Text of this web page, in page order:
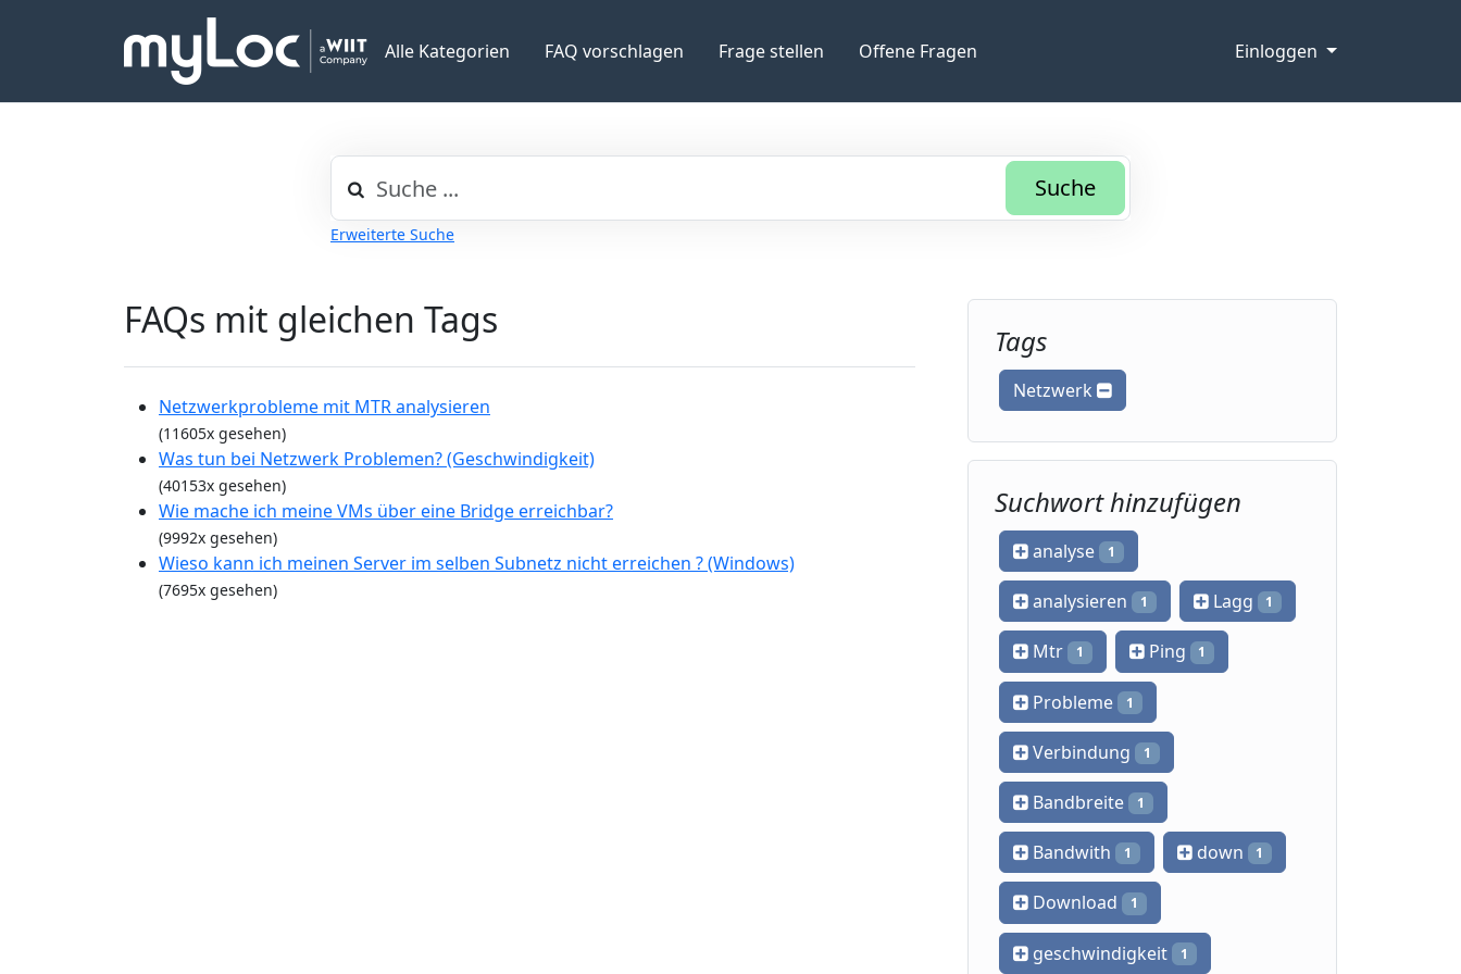
Alle Kategorien FAQ vorschlagen Frage stellen Offene Fragen Einloggen
Suche
Erweiterte Suche
FAQs mit gleichen Tags
Netzwerkprobleme mit MTR analysieren
(11605x gesehen)
Was tun bei Netzwerk Problemen? (Geschwindigkeit)
(40153x gesehen)
Wie mache ich meine VMs über eine Bridge erreichbar?
(9992x gesehen)
Wieso kann ich meinen Server im selben Subnetz nicht erreichen ? (Windows)
(7695x gesehen)
Tags
Netzwerk
Suchwort hinzufügen
analyse 1
analysieren 1 Lagg 1
Mtr 1 Ping 1
Probleme 1
Verbindung 1
Bandbreite 1
Bandwith 1 down 1
Download 1
geschwindigkeit 1